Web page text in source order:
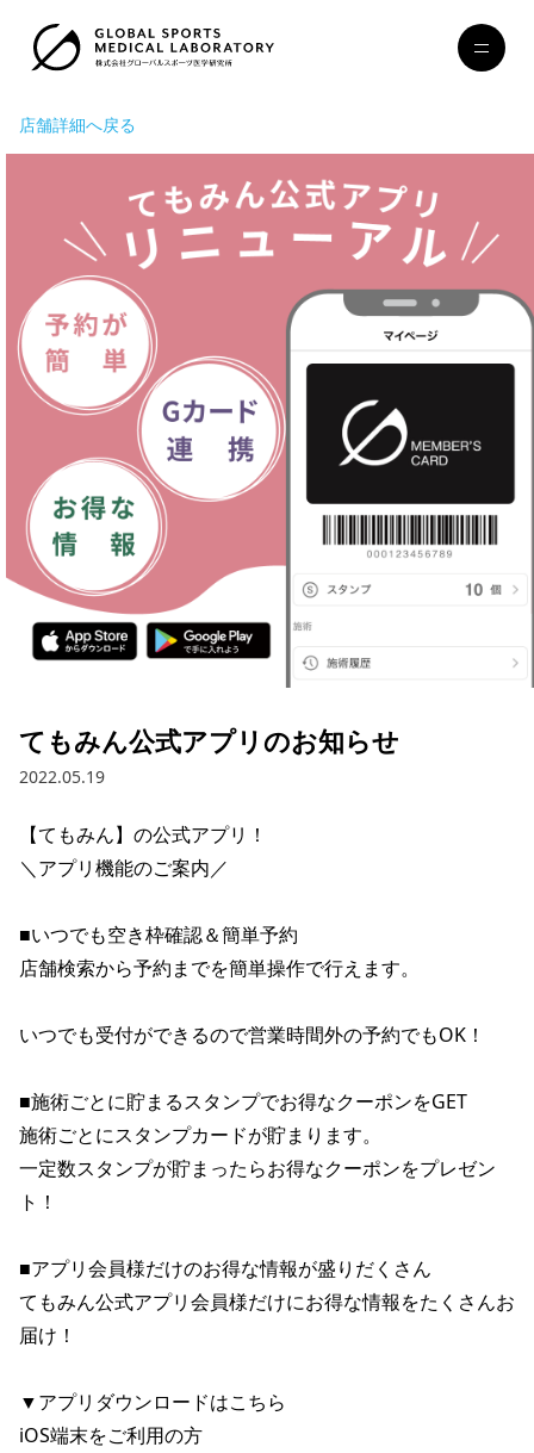
店舗詳細へ戻る
てもみん公式アプリのお知らせ
2022.05.19
【てもみん】の公式アプリ！
＼アプリ機能のご案内／
■いつでも空き枠確認＆簡単予約
店舗検索から予約までを簡単操作で行えます。
いつでも受付ができるので営業時間外の予約でもOK！
■施術ごとに貯まるスタンプでお得なクーポンをGET
施術ごとにスタンプカードが貯まります。
一定数スタンプが貯まったらお得なクーポンをプレゼン
ト！
■アプリ会員様だけのお得な情報が盛りだくさん
てもみん公式アプリ会員様だけにお得な情報をたくさんお
届け！
▼アプリダウンロードはこちら
iOS端末をご利用の方